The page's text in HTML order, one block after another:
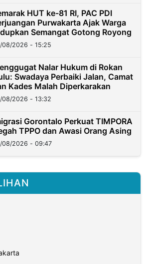
HUT ke-81 RI, PAC PDI
Purwakarta Ajak Warga
Semangat Gotong Royong
08/2026 - 15:25
Nalar Hukum di Rokan
Swadaya Perbaiki Jalan, Camat
Kades Malah Diperkarakan
08/2026 - 13:32
Gorontalo Perkuat TIMPORA
TPPO dan Awasi Orang Asing
08/2026 - 09:47